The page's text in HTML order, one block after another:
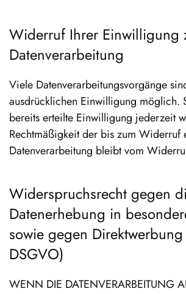
Widerruf Ihrer Einwilligung
Datenverarbeitung
Viele Datenverarbeitungsvorgänge
ausdrücklichen Einwilligung möglich.
bereits erteilte Einwilligung jederzeit
Rechtmäßigkeit der bis zum Widerruf
Datenverarbeitung bleibt vom
Widerspruchsrecht gegen
Datenerhebung in
sowie gegen
DSGVO)
WENN DIE DATENVERARBEITUNG